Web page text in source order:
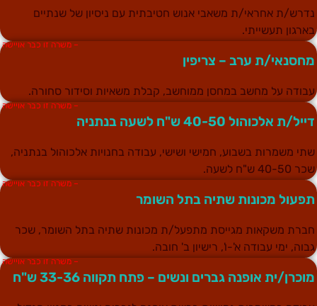
ת אחראי/ת משאבי אנוש חטיבתית עם ניסיון של שנתיים
תעשייתי.
– משרה זו כבר אויישה
ת ערב – צריפין
על מחשב במחסן ממוחשב, קבלת משאיות וסידור סחורה.
– משרה זו כבר אויישה
ת אלכוהול 40-50 ש"ח לשעה בנתניה
משמרות בשבוע, חמישי ושישי, עבודה בחנויות אלכוהול בנתניה,
40-50 ש"ח לשעה.
– משרה זו כבר אויישה
מכונות שתיה בתל השומר
משקאות מגייסת מתפעל/ת מכונות שתיה בתל השומר, שכר
ימי עבודה א'-ו', רישיון ב' חובה.
– משרה זו כבר אויישה
ית אופנה גברים ונשים – פתח תקווה 33-36 ש"ח